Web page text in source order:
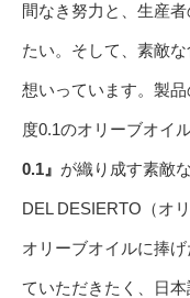
間なき努力と、生産
たい。そして、素敵
想いっています。製
度0.1のオリーブオイ
0.1』 が織り成す素敵
DEL DESIERTO（オ
オリーブオイルに捧
ていただきたく、日本